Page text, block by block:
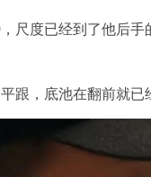
尺度已经到了他后
跟，底池在翻前就已